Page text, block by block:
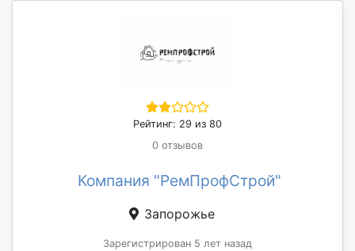
Рейтинг: 29 из 80
0 отзывов
Компания "РемПрофСтрой"
Запорожье
Зарегистрирован 5 лет назад